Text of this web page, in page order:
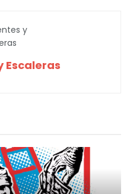
Escaleras